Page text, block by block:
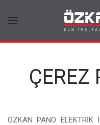
ÇEREZ
ÖZKAN PANO